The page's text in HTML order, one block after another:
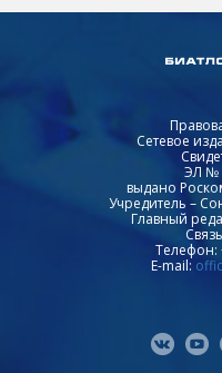
Сетевое
ЭЛ №
выдано
Учредитель –
Главный
Телефон:
E-mail: